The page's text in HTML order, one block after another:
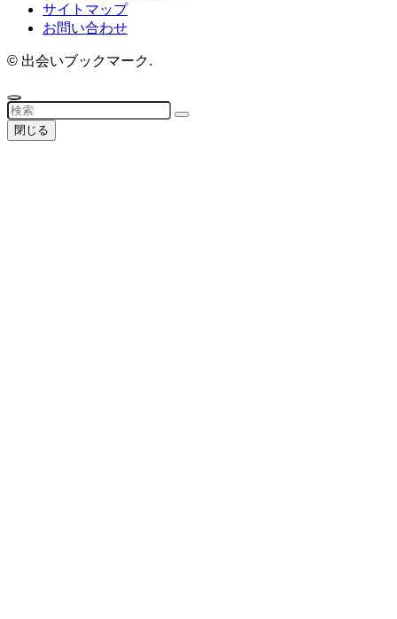
サイトマップ
お問い合わせ
© 出会いブックマーク.
閉じる